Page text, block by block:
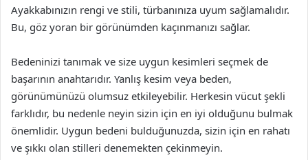
Ayakkabınızın rengi ve stili, türbanınıza uyum sağlamalıdır.
Bu, göz yoran bir görünümden kaçınmanızı sağlar.
Bedeninizi tanımak ve size uygun kesimleri seçmek de
başarının anahtarıdır. Yanlış kesim veya beden,
görünümünüzü olumsuz etkileyebilir. Herkesin vücut şekli
farklıdır, bu nedenle neyin sizin için en iyi olduğunu bulmak
önemlidir. Uygun bedeni bulduğunuzda, sizin için en rahatı
ve şıkkı olan stilleri denemekten çekinmeyin.